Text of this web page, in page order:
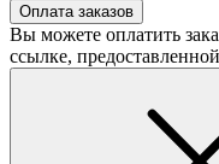
Оплата заказов
Вы можете оплатить
ссылке,